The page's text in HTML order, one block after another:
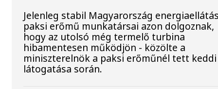
Jelenleg stabil Magyarország
paksi erőmű munkatársai azon dolgoznak,
hogy az utolsó még termelő turbina
hibamentesen működjön - közölte a
miniszterelnök a paksi erőműnél tett keddi
látogatása során.